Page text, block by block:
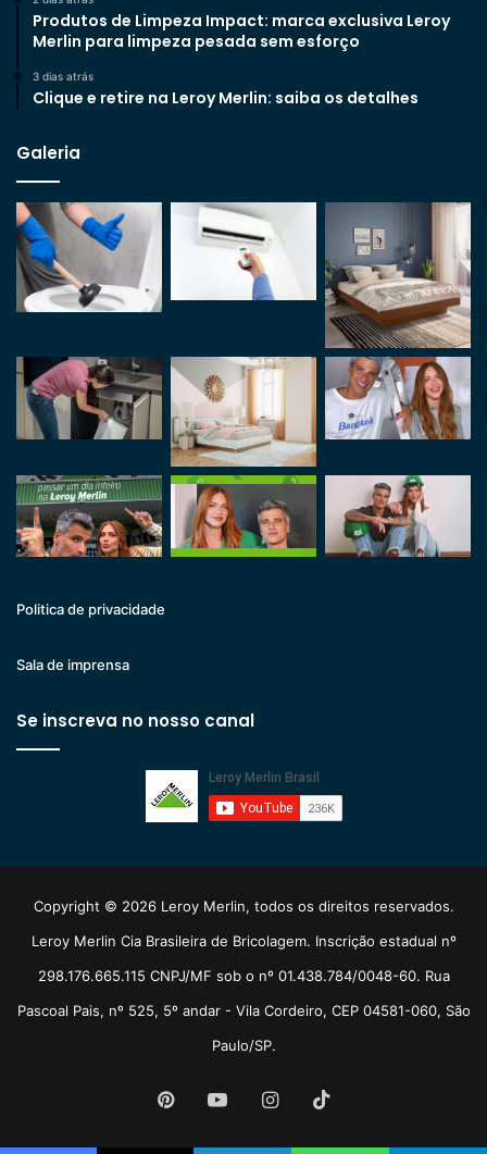
Produtos de Limpeza Impact: marca exclusiva Leroy
Merlin para limpeza pesada sem esforço
3 dias atrás
Clique e retire na Leroy Merlin: saiba os detalhes
Galeria
Politica de privacidade
Sala de imprensa
Se inscreva no nosso canal
Copyright © 2026 Leroy Merlin, todos os direitos reservados.
Leroy Merlin Cia Brasileira de Bricolagem. Inscrição estadual nº
298.176.665.115 CNPJ/MF sob o nº 01.438.784/0048-60. Rua
Pascoal Pais, nº 525, 5º andar - Vila Cordeiro, CEP 04581-060, São
Paulo/SP.
PinterestYouTubeInstagram